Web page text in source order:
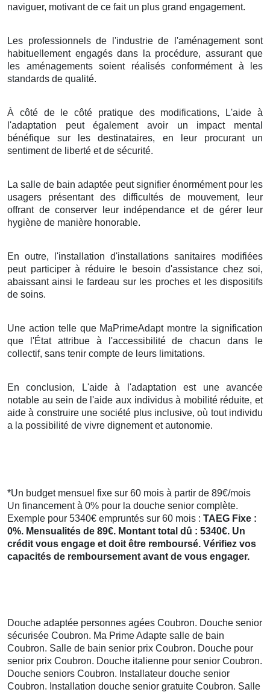
naviguer, motivant de ce fait un plus grand engagement.
Les professionnels de l'industrie de l'aménagement sont
habituellement engagés dans la procédure, assurant que
les aménagements soient réalisés conformément à les
standards de qualité.
À côté de le côté pratique des modifications, L'aide à
l'adaptation peut également avoir un impact mental
bénéfique sur les destinataires, en leur procurant un
sentiment de liberté et de sécurité.
La salle de bain adaptée peut signifier énormément pour les
usagers présentant des difficultés de mouvement, leur
offrant de conserver leur indépendance et de gérer leur
hygiène de manière honorable.
En outre, l'installation d'installations sanitaires modifiées
peut participer à réduire le besoin d'assistance chez soi,
abaissant ainsi le fardeau sur les proches et les dispositifs
de soins.
Une action telle que MaPrimeAdapt montre la signification
que l'État attribue à l'accessibilité de chacun dans le
collectif, sans tenir compte de leurs limitations.
En conclusion, L'aide à l'adaptation est une avancée
notable au sein de l'aide aux individus à mobilité réduite, et
aide à construire une société plus inclusive, où tout individu
a la possibilité de vivre dignement et autonomie.
*Un budget mensuel fixe sur 60 mois à partir de 89€/mois
Un financement à 0% pour la douche senior complète.
Exemple pour 5340€ empruntés sur 60 mois : TAEG Fixe :
0%. Mensualités de 89€. Montant total dû : 5340€. Un
crédit vous engage et doit être remboursé. Vérifiez vos
capacités de remboursement avant de vous engager.
Douche adaptée personnes agées Coubron. Douche senior
sécurisée Coubron. Ma Prime Adapte salle de bain
Coubron. Salle de bain senior prix Coubron. Douche pour
senior prix Coubron. Douche italienne pour senior Coubron.
Douche seniors Coubron. Installateur douche senior
Coubron. Installation douche senior gratuite Coubron. Salle